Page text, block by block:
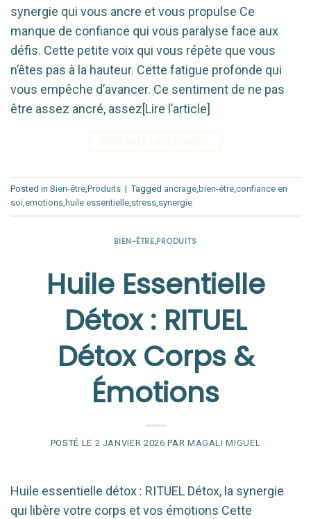
synergie qui vous ancre et vous propulse Ce
manque de confiance qui vous paralyse face aux
défis. Cette petite voix qui vous répète que vous
n’êtes pas à la hauteur. Cette fatigue profonde qui
vous empêche d’avancer. Ce sentiment de ne pas
être assez ancré, assez[Lire l’article]
Posted in Bien-être,Produits | Tagged ancrage, bien-être,confiance en
soi,emotions, huile essentielle,stress,synergie
BIEN-ÊTRE,PRODUITS
Huile Essentielle
Détox : RITUEL
Détox Corps &
Émotions
POSTÉ LE 2 JANVIER 2026 PAR MAGALI MIGUEL
Huile essentielle détox : RITUEL Détox, la synergie
qui libère votre corps et vos émotions Cette